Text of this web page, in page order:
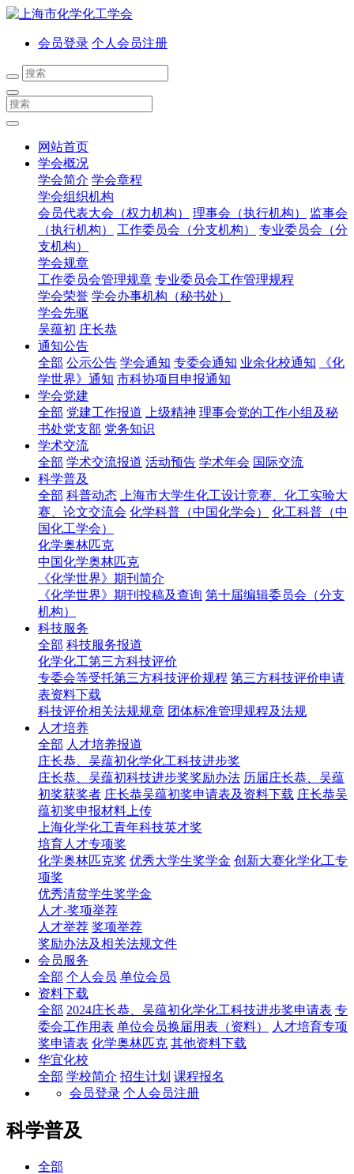
会员登录 个人会员注册
网站首页
学会概况
学会简介 学会章程
学会组织机构
会员代表大会（权力机构）
理事会（执行机构）
监事会
（执行机构）
工作委员会（分支机构）
专业委员会（分
支机构）
学会规章
工作委员会管理规章 专业委员会工作管理规程
学会荣誉 学会办事机构（秘书处）
学会先驱
吴蕴初 庄长恭
通知公告
全部 公示公告 学会通知 专委会通知 业余化校通知
《化
学世界》通知 市科协项目申报通知
学会党建
全部 党建工作报道 上级精神 理事会党的工作小组及秘
书处党支部 党务知识
学术交流
全部 学术交流报道 活动预告 学术年会 国际交流
科学普及
全部 科普动态
上海市大学生化工设计竞赛、化工实验大
赛、论文交流会 化学科普（中国化学会）
化工科普（中
国化工学会）
化学奥林匹克
中国化学奥林匹克
《化学世界》期刊简介
《化学世界》期刊投稿及查询 第十届编辑委员会（分支
机构）
科技服务
全部 科技服务报道
化学化工第三方科技评价
专委会等受托第三方科技评价规程 第三方科技评价申请
表资料下载
科技评价相关法规规章 团体标准管理规程及法规
人才培养
全部 人才培养报道
庄长恭、吴蕴初化学化工科技进步奖
庄长恭、吴蕴初科技进步奖奖励办法 历届庄长恭、吴蕴
初奖获奖者 庄长恭吴蕴初奖申请表及资料下载 庄长恭吴
蕴初奖申报材料上传
上海化学化工青年科技英才奖
培育人才专项奖
化学奥林匹克奖 优秀大学生奖学金 创新大赛化学化工专
项奖
优秀清贫学生奖学金
人才-奖项举荐
人才举荐 奖项举荐
奖励办法及相关法规文件
会员服务
全部 个人会员 单位会员
资料下载
全部 2024庄长恭、吴蕴初化学化工科技进步奖申请表 专
委会工作用表 单位会员换届用表（资料）
人才培育专项
奖申请表 化学奥林匹克 其他资料下载
华宜化校
全部 学校简介 招生计划 课程报名
会员登录 个人会员注册
科学普及
全部